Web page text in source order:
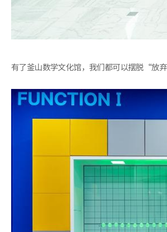
有了釜山数学文化馆，我们都可以摆脱“放